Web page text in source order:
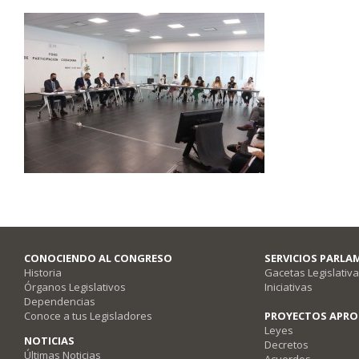
CONOCIENDO AL CONGRESO
Historia
Órganos Legislativos
Dependencias
Conoce a tus Legisladores
NOTICIAS
Últimas Noticias
SERVICIOS
Gacetas
Iniciativas
PROYECTOS
Leyes
Decretos